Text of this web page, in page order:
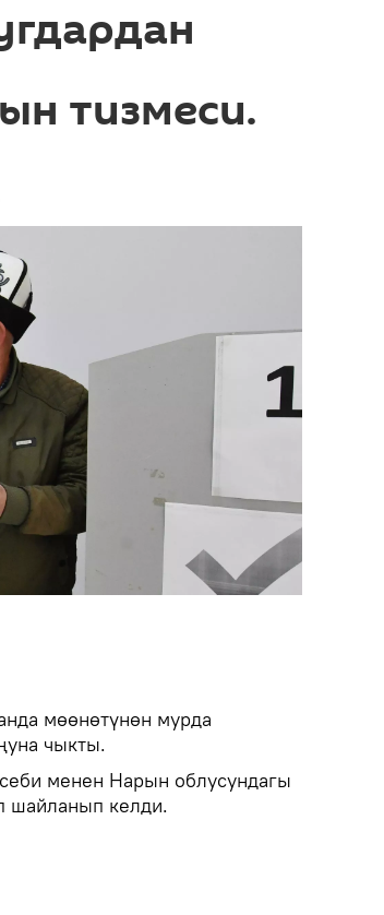
тизмеси.
мөөнөтүнөн мурда
чыкты.
менен Нарын облусундагы
шайланып келди.